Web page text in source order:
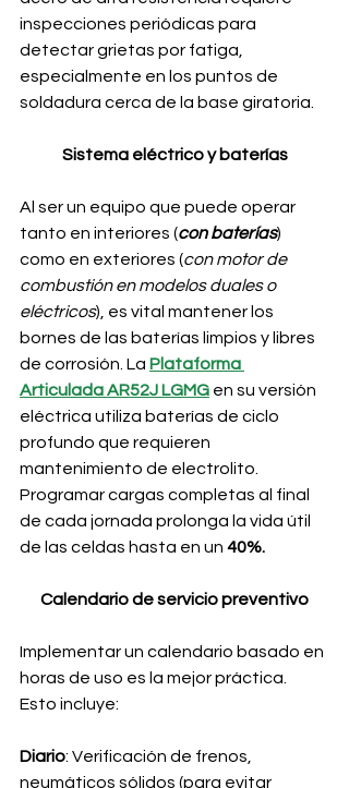
inspecciones periódicas para
detectar grietas por fatiga,
especialmente en los puntos de
soldadura cerca de la base giratoria.
Sistema eléctrico y baterías
Al ser un equipo que puede operar
tanto en interiores (con baterías)
como en exteriores (con motor de
combustión en modelos duales o
eléctricos), es vital mantener los
bornes de las baterías limpios y libres
de corrosión. La Plataforma
Articulada AR52J LGMG en su versión
eléctrica utiliza baterías de ciclo
profundo que requieren
mantenimiento de electrolito.
Programar cargas completas al final
de cada jornada prolonga la vida útil
de las celdas hasta en un 40%.
Calendario de servicio preventivo
Implementar un calendario basado en
horas de uso es la mejor práctica.
Esto incluye:
Diario: Verificación de frenos,
neumáticos sólidos (para evitar